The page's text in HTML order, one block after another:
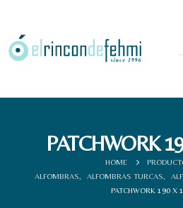
PATCHWORK
HOME
ALFOMBRAS
ALFOMBRAS TURCAS
PATCHWORK 190 X